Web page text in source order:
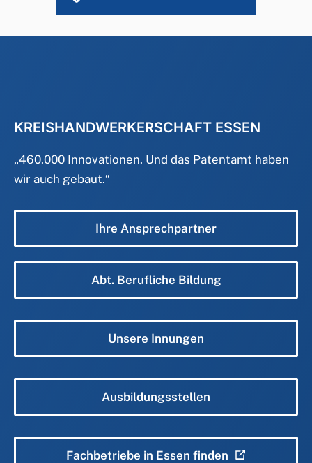
KREISHANDWERKERSCHAFT ESSEN
„460.000 Innovationen. Und das Patentamt haben
wir auch gebaut.“
Ihre Ansprechpartner
Abt. Berufliche Bildung
Unsere Innungen
Ausbildungsstellen
Fachbetriebe in Essen finden